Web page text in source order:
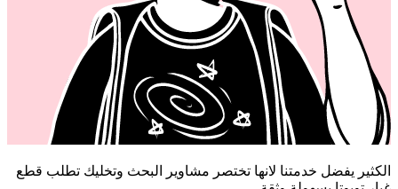
الكثير يفضل خدمتنا لانها تختصر مشاوير البحث وتخليك تطلب قطع